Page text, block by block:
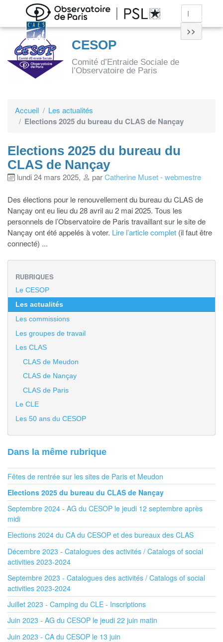
>>
CESOP
Comité d’Entraide Sociale de
l’Observatoire de Paris
Accueil Les actualités
Elections 2025 du bureau du CLAS de Nançay
Elections 2025 du bureau du
CLAS de Nançay
lundi 24 mars 2025, parCatherine Muset - webmestre
Des élections pour le renouvellement du bureau du CLAS de
Nançay ont eu lieu du 28 avril au 2 mai 2025. Tous les
personnels de l’Observatoire de Paris travaillant sur le site de
Nançay ont été appelés à voter. Lire l’article complet (il faut être
connecté) ...
RUBRIQUES
Le CESOP
Les actualités
Les commissions
Les groupes de travail
Les CLAS
CLAS de Meudon
CLAS de Nançay
CLAS de Paris
Le CLE
Les 50 ans du CESOP
Dans la même rubrique
Fêtes de rentrée sur les sites de Paris et Meudon
Elections 2025 du bureau du CLAS de Nançay
Septembre 2024 - AG du CESOP le jeudi 12 septembre après
midi
Elections 2024 du CA du CESOP et des bureaux des CLAS
Décembre 2023 - Catalogues des activités / Catalogs of social
activities 2023-2024
Septembre 2023 - Catalogues des activités / Catalogs of social
activities 2023-2024
Juillet 2023 - Camping du CLE - Inscriptions
Juin 2023 - AG du CESOP le jeudi 22 juin matin
Juin 2023 - CA du CESOP le 13 juin